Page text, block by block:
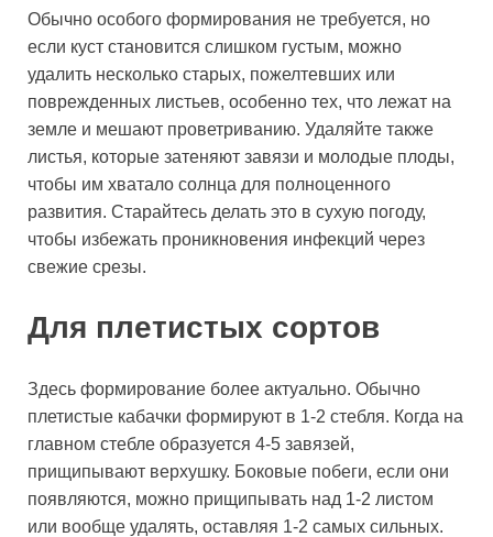
Обычно особого формирования не требуется, но
если куст становится слишком густым, можно
удалить несколько старых, пожелтевших или
поврежденных листьев, особенно тех, что лежат на
земле и мешают проветриванию. Удаляйте также
листья, которые затеняют завязи и молодые плоды,
чтобы им хватало солнца для полноценного
развития. Старайтесь делать это в сухую погоду,
чтобы избежать проникновения инфекций через
свежие срезы.
Для плетистых сортов
Здесь формирование более актуально. Обычно
плетистые кабачки формируют в 1-2 стебля. Когда на
главном стебле образуется 4-5 завязей,
прищипывают верхушку. Боковые побеги, если они
появляются, можно прищипывать над 1-2 листом
или вообще удалять, оставляя 1-2 самых сильных.